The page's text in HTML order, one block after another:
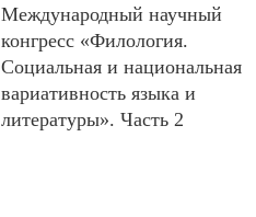
Международный научный
конгресс «Филология.
Социальная и национальная
вариативность языка и
литературы». Часть 2